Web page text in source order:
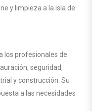
y limpieza a la isla de
los profesionales de
seguridad,
y construcción. Su
a las necesidades